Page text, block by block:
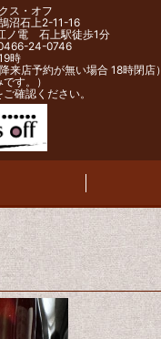
ス・オフ
沼石上2-11-16
ノ電 石上駅徒歩1分
24-0746
時
来店予約が無い場合 18時閉店）
す。）
確認ください。